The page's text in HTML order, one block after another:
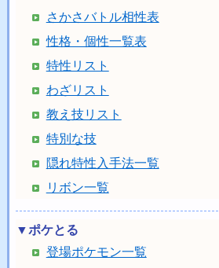
さかさバトル相性表
性格・個性一覧表
特性リスト
わざリスト
教え技リスト
特別な技
隠れ特性入手法一覧
リボン一覧
▼ポケとる
登場ポケモン一覧